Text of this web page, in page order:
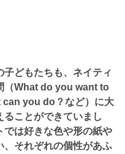
子どもたちも、ネイティ
（What do you want to
can you do？など）に大
ることができていまし
では好きな色や形の紙や
、それぞれの個性があふ